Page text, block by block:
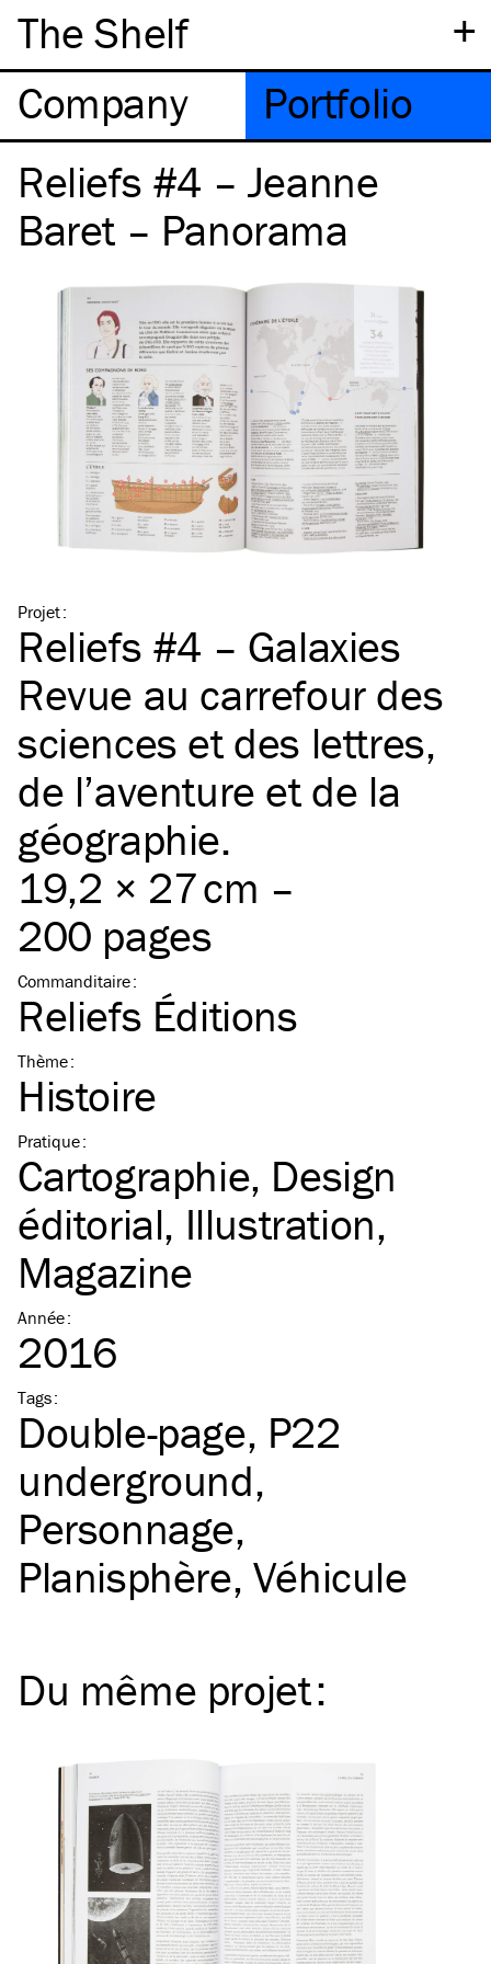
+
The Shelf
Company
Portfolio
Reliefs #4 – Jeanne
Baret – Panorama
Projet:
Reliefs #4 – Galaxies
Revue au carrefour des
sciences et des lettres,
de l’aventure et de la
géographie.
19,2 × 27 cm –
200 pages
Commanditaire:
Reliefs Éditions
Thème:
Histoire
Pratique:
Cartographie Design
éditorial Illustration
Magazine
Année:
2016
Tags:
Double-page P22
underground
Personnage
Planisphère Véhicule
Du même projet: